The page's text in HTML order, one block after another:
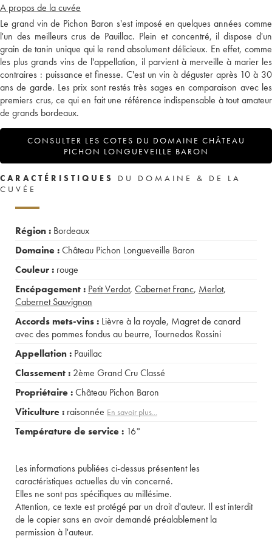
A propos de la cuvée
Le grand vin de Pichon Baron s'est imposé en quelques années comme
l'un des meilleurs crus de Pauillac. Plein et concentré, il dispose d'un
grain de tanin unique qui le rend absolument délicieux. En effet, comme
les plus grands vins de l'appellation, il parvient à merveille à marier les
contraires : puissance et finesse. C'est un vin à déguster après 10 à 30
ans de garde. Les prix sont restés très sages en comparaison avec les
premiers crus, ce qui en fait une référence indispensable à tout amateur
de grands bordeaux.
CONSULTER LES COTES DU DOMAINE CHÂTEAU
PICHON LONGUEVEILLE BARON
CARACTÉRISTIQUES
DU DOMAINE & DE LA
CUVÉE
Région : Bordeaux
Domaine :Château Pichon Longueveille Baron
Couleur : rouge
Encépagement : Petit Verdot, Cabernet Franc, Merlot,
Cabernet Sauvignon
Accords mets-vins : Lièvre à la royale, Magret de canard
avec des pommes fondus au beurre, Tournedos Rossini
Appellation : Pauillac
Classement : 2ème Grand Cru Classé
Propriétaire :Château Pichon Baron
Viticulture : raisonnée En savoir plus...
Température de service : 16°
Les informations publiées ci-dessus présentent les
caractéristiques actuelles du vin concerné.
Elles ne sont pas spécifiques au millésime.
Attention, ce texte est protégé par un droit d'auteur. Il est interdit
de le copier sans en avoir demandé préalablement la
permission à l'auteur.